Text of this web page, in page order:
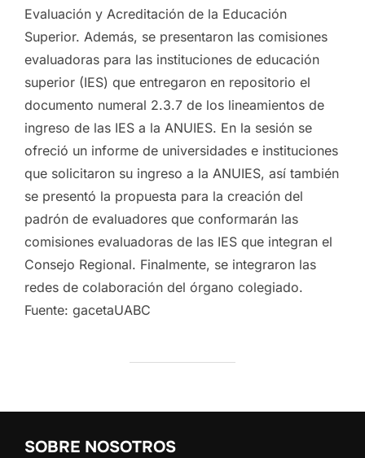
Evaluación y Acreditación de la Educación
Superior. Además, se presentaron las comisiones
evaluadoras para las instituciones de educación
superior (IES) que entregaron en repositorio el
documento numeral 2.3.7 de los lineamientos de
ingreso de las IES a la ANUIES. En la sesión se
ofreció un informe de universidades e instituciones
que solicitaron su ingreso a la ANUIES, así también
se presentó la propuesta para la creación del
padrón de evaluadores que conformarán las
comisiones evaluadoras de las IES que integran el
Consejo Regional. Finalmente, se integraron las
redes de colaboración del órgano colegiado.
Fuente: gacetaUABC
SOBRE NOSOTROS